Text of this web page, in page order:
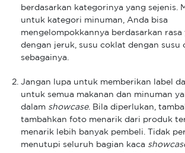
berdasarkan kategorinya yang sejenis.
untuk kategori minuman, Anda bisa
mengelompokkannya berdasarkan rasa
dengan jeruk, susu coklat dengan susu
sebagainya.
Jangan lupa untuk memberikan label
untuk semua makanan dan minuman
dalam showcase. Bila diperlukan,
tambahkan foto menarik dari produk
menarik lebih banyak pembeli. Tidak
menutupi seluruh bagian kaca